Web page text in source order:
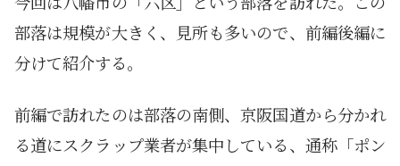
部落は規模が大きく、見所も多いので、前編後編に
分けて紹介する。
前編で訪れたのは部落の南側、京阪国道から分かれ
る道にスクラップ業者が集中している、通称「ポン